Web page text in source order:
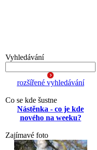
Vyhledávání
rozšířené vyhledávání
Co se kde šustne
Nástěnka - co je kde
nového na weeku?
Zajímavé foto